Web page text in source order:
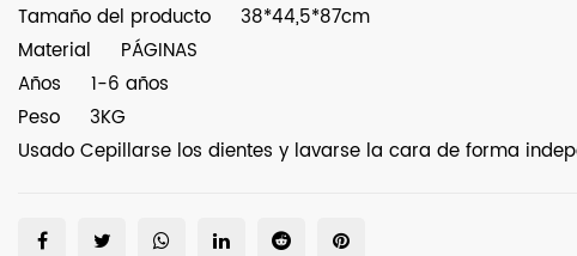
Tamaño del producto
38*44,5*87cm
Material
PÁGINAS
Años
1-6 años
Peso
3KG
Usado Cepillarse los dientes y lavarse la cara de forma